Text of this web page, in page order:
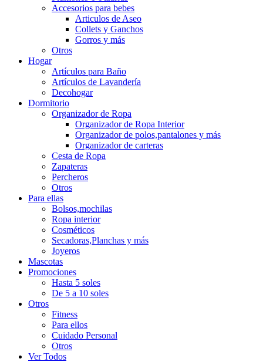
Accesorios para bebes
Articulos de Aseo
Collets y Ganchos
Gorros y más
Otros
Hogar
Artículos para Baño
Artículos de Lavandería
Decohogar
Dormitorio
Organizador de Ropa
Organizador de Ropa Interior
Organizador de polos,pantalones y más
Organizador de carteras
Cesta de Ropa
Zapateras
Percheros
Otros
Para ellas
Bolsos,mochilas
Ropa interior
Cosméticos
Secadoras,Planchas y más
Joyeros
Mascotas
Promociones
Hasta 5 soles
De 5 a 10 soles
Otros
Fitness
Para ellos
Cuidado Personal
Otros
Ver Todos